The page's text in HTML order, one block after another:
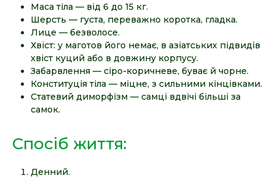
Маса тіла — від 6 до 15 кг.
Шерсть — густа, переважно коротка, гладка.
Лице — безволосе.
Хвіст: у маготов його немає, в азіатських підвидів
хвіст куций або в довжину корпусу.
Забарвлення — сіро-коричневе, буває й чорне.
Конституція тіла — міцне, з сильними кінцівками.
Статевий диморфізм — самці вдвічі більші за
самок.
Спосіб життя:
Денний.